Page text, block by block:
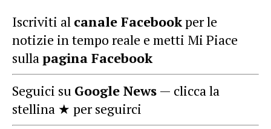
Iscriviti al canale Facebookper le
notizie in tempo reale e metti Mi Piace
sullapagina Facebook
Seguici su Google News — clicca la
stellina ★ per seguirci